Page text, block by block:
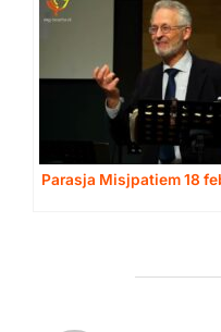
Parasja Misjpatiem 18